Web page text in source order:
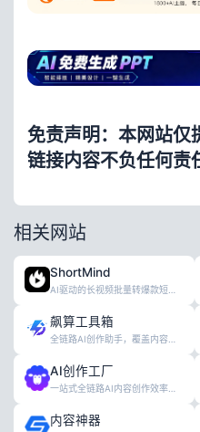
免责声明：本网站仅
链接内容不负任何责
相关网站
ShortMind
飙算工具箱
AI创作工厂
内容神器